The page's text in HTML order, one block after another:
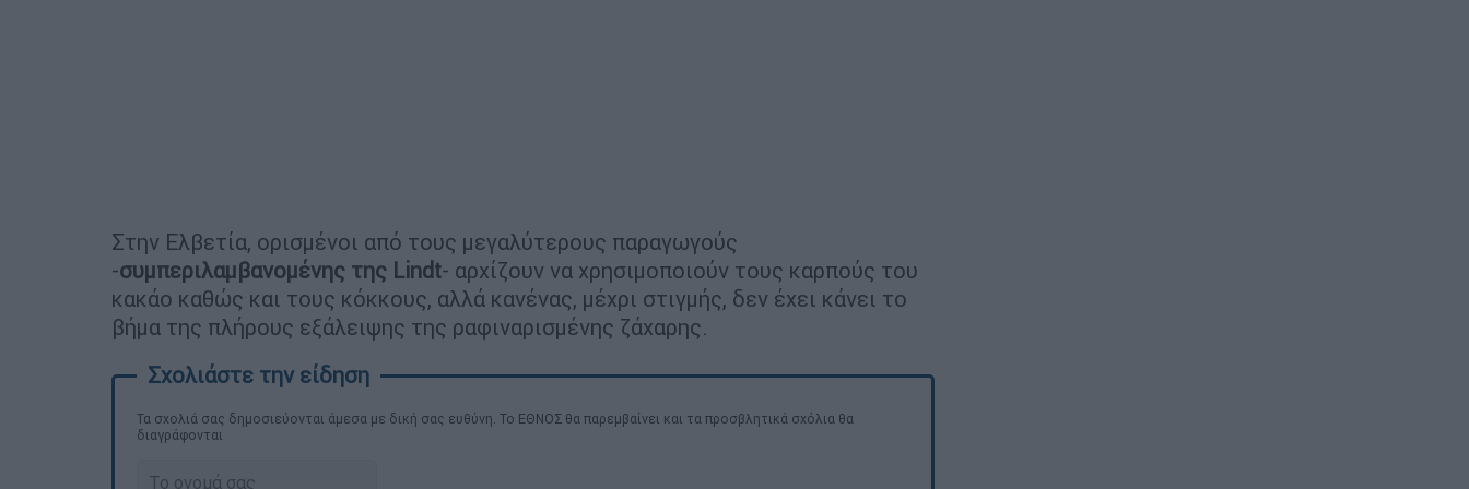
Στην Ελβετία, ορισμένοι από τους μεγαλύτερους παραγωγούς
-συμπεριλαμβανομένης της Lindt- αρχίζουν να χρησιμοποιούν τους καρπούς του
κακάο καθώς και τους κόκκους, αλλά κανένας, μέχρι στιγμής, δεν έχει κάνει το
βήμα της πλήρους εξάλειψης της ραφιναρισμένης ζάχαρης.
Τα σχολιά σας δημοσιεύονται άμεσα με δική σας ευθύνη. Το ΕΘΝΟΣ θα παρεμβαίνει και τα προσβλητικά σχόλια θα
διαγράφονται